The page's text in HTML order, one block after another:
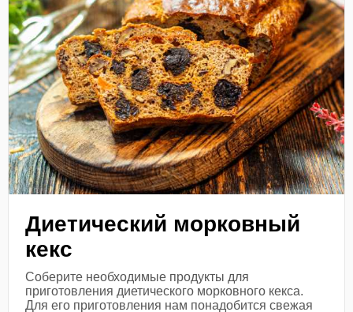
Диетический морковный
кекс
Соберите необходимые продукты для
приготовления диетического морковного кекса.
Для его приготовления нам понадобится свежая